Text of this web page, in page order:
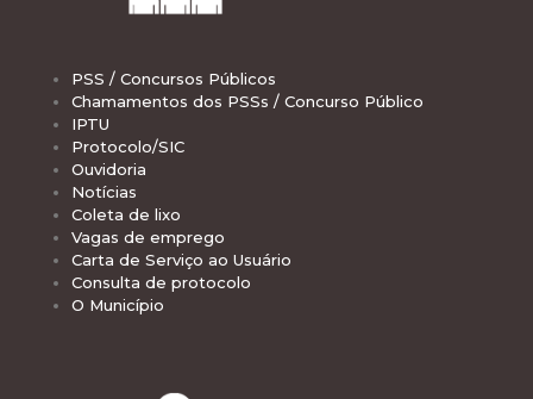
PSS / Concursos Públicos
Chamamentos dos PSSs / Concurso Público
IPTU
Protocolo/SIC
Ouvidoria
Notícias
Coleta de lixo
Vagas de emprego
Carta de Serviço ao Usuário
Consulta de protocolo
O Município